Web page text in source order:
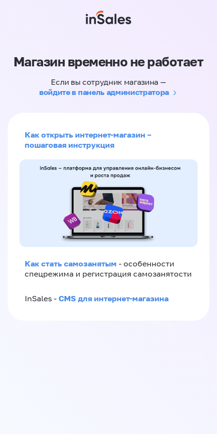
Магазин временно не работает
Если вы сотрудник магазина —
войдите в панель администратора
Как открыть интернет-магазин –
пошаговая инструкция
Как стать самозанятым - особенности
спецрежима и регистрация самозанятости
InSales - CMS для интернет-магазина